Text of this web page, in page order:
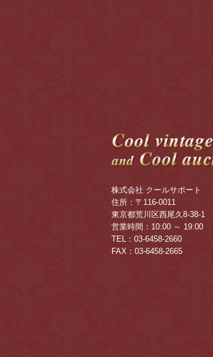
株式会社 クールサポート
住所：〒116-0011
東京都荒川区西尾久8-38-1
営業時間：10:00 ～ 19:00
TEL：03-6458-2660
FAX：03-6458-2665